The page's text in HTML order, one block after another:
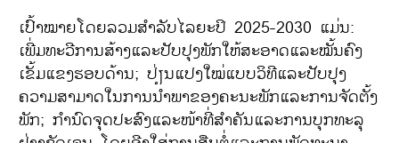
ເປົ້າໝາຍໂດຍລວມສຳລັບໄລຍະປິ 2025-2030 ແມ່ນ:
ເພີ່ມທະວີການສ້າງແລະປັບປຸງພັກໃຫ້ສະອາດແລະໝັ້ນຄົງ
ເຂັ້ມແຂງຮອບດ້ານ; ປ່ຽນແປງໃໝ່ແບບວິທີແລະປັບປຸງ
ຄວາມສາມາດໃນການນຳພາຂອງຄະນະພັກແລະການຈັດຕັ້ງ
ພັກ; ກຳນົດຈຸດປະສົງແລະໜ້າທີ່ສຳຄັນແລະການບຸກທະລຸ